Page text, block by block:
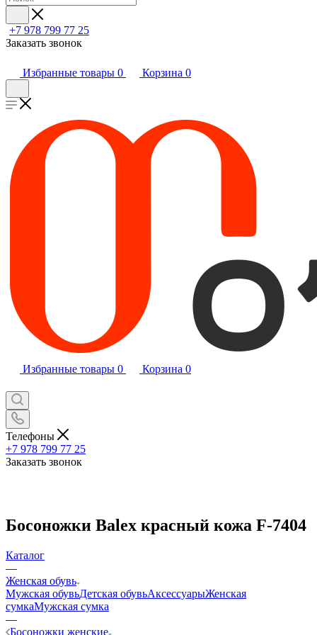
+7 978 799 77 25
Заказать звонок
Избранные товары 0 Корзина 0
Избранные товары 0 Корзина 0
Телефоны
+7 978 799 77 25
Заказать звонок
Босоножки Balex красный кожа F-7404
Каталог
—
Женская обувь
Мужская обувьДетская обувьАксессуарыЖенская
сумкаМужская сумка
—
Босоножки женские